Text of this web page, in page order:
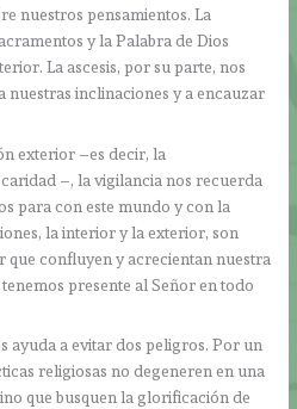
nuestros pensamientos. La
y la Palabra de Dios
La ascesis, por su parte, nos
nuestras inclinaciones y a encauzar
exterior –es decir, la
–, la vigilancia nos recuerda
para con este mundo y con la
la interior y la exterior, son
confluyen y acrecientan nuestra
presente al Señor en todo
ayuda a evitar dos peligros. Por un
religiosas no degeneren en una
que busquen la glorificación de